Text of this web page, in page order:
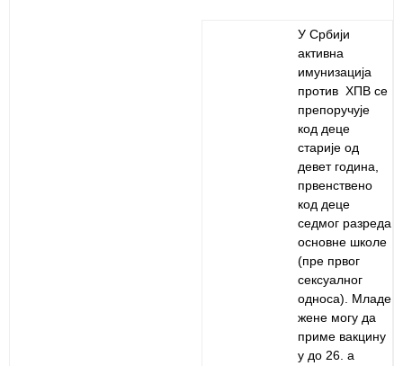
У Србији
активна
имунизација
против ХПВ се
препоручује
код деце
старије од
девет година,
првенствено
код деце
седмог разреда
основне школе
(пре првог
сексуалног
односа). Младе
жене могу да
приме вакцину
у до 26. а